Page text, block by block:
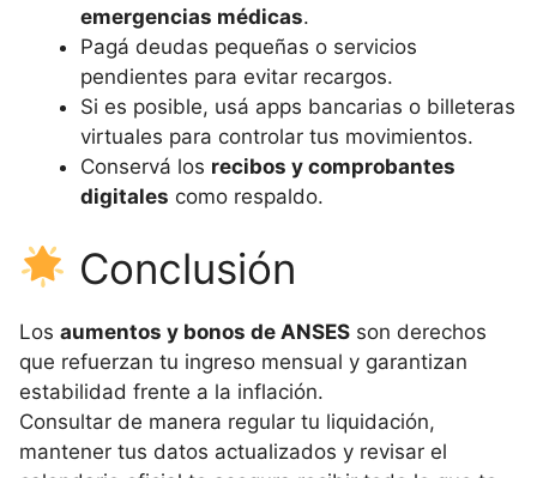
emergencias médicas.
Pagá deudas pequeñas o servicios
pendientes para evitar recargos.
Si es posible, usá apps bancarias o billeteras
virtuales para controlar tus movimientos.
Conservá los recibos y comprobantes
digitales como respaldo.
Conclusión
Los aumentos y bonos de ANSES son derechos
que refuerzan tu ingreso mensual y garantizan
estabilidad frente a la inflación.
Consultar de manera regular tu liquidación,
mantener tus datos actualizados y revisar el